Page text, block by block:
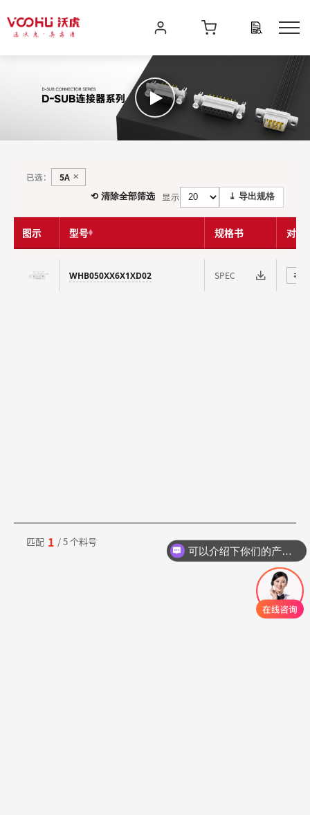
已选： 5A ✕
⟲ 清除全部筛选 显示 ⤓ 导出规格
图示 型号 规格书 对比
WHB050XX6X1XD02 SPEC ⇄
匹配 1 / 5 个料号
可以介绍下你们的产品么